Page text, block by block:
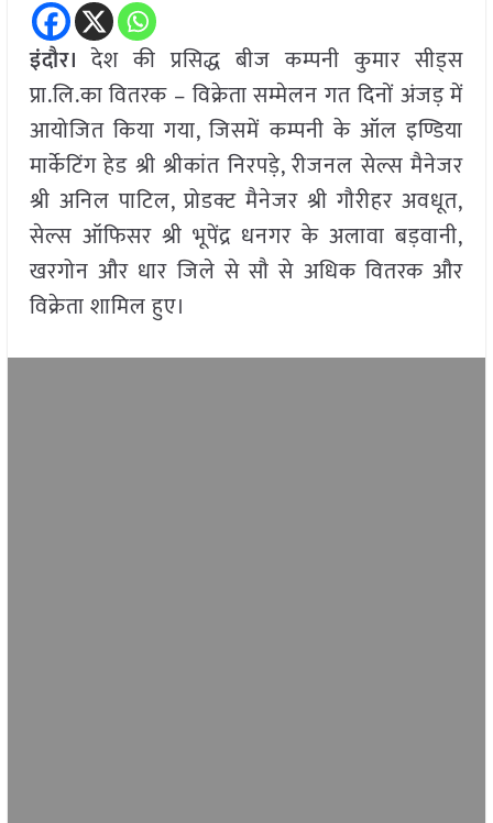
इंदौर।देश की प्रसिद्ध बीज कम्पनी कुमार सीड्स
प्रा.लि.का वितरक – विक्रेता सम्मेलन गत दिनों अंजड़ में
आयोजित किया गया, जिसमें कम्पनी के ऑल इण्डिया
मार्केटिंग हेड श्री श्रीकांत निरपड़े, रीजनल सेल्स मैनेजर
श्री अनिल पाटिल, प्रोडक्ट मैनेजर श्री गौरीहर अवधूत,
सेल्स ऑफिसर श्री भूपेंद्र धनगर के अलावा बड़वानी,
खरगोन और धार जिले से सौ से अधिक वितरक और
विक्रेता शामिल हुए।